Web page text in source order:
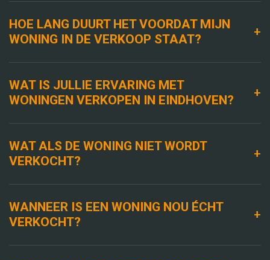
HOE LANG DUURT HET VOORDAT MIJN
WONING IN DE VERKOOP STAAT?
+
WAT IS JULLIE ERVARING MET
WONINGEN VERKOPEN IN EINDHOVEN?
+
WAT ALS DE WONING NIET WORDT
VERKOCHT?
+
WANNEER IS EEN WONING NOU ÉCHT
VERKOCHT?
+